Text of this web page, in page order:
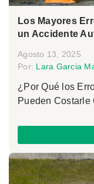
Los Mayores
un Accidente
Agosto 13, 2025
Por: Lara Garcia
¿Por Qué los
Pueden Costarle